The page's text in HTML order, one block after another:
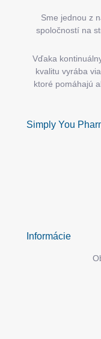
Sme jednou z
spoločností na
Vďaka
kvalitu vyrába
ktoré pomáhajú
Simply You
Informácie